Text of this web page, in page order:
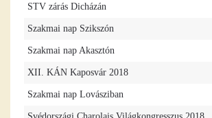
STV zárás Dicházán
Szakmai nap Szikszón
Szakmai nap Akasztón
XII. KÁN Kaposvár 2018
Szakmai nap Lovásziban